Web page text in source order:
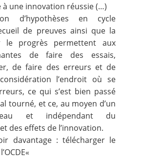
à une innovation réussie (…)
d’hypothèses en cycle
de preuves ainsi que la
le progrès permettent aux
de faire des essais,
de faire des erreurs et de
l’endroit où se
ce qui s’est bien passé
tourné, et ce, au moyen d’un
et indépendant du
des effets de l’innovation.
davantage : télécharger le
«